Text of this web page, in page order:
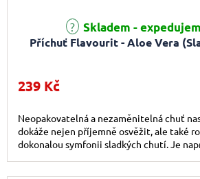
Příchuť Flavourit - Aloe Vera
Skladem -
239 Kč
Neopakovatelná a nezaměnitelná chuť
dokáže nejen příjemně osvěžit, ale také
dokonalou symfonii sladkých chutí. Je